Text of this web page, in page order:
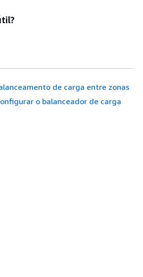
de carga entre zonas
o balanceador de carga